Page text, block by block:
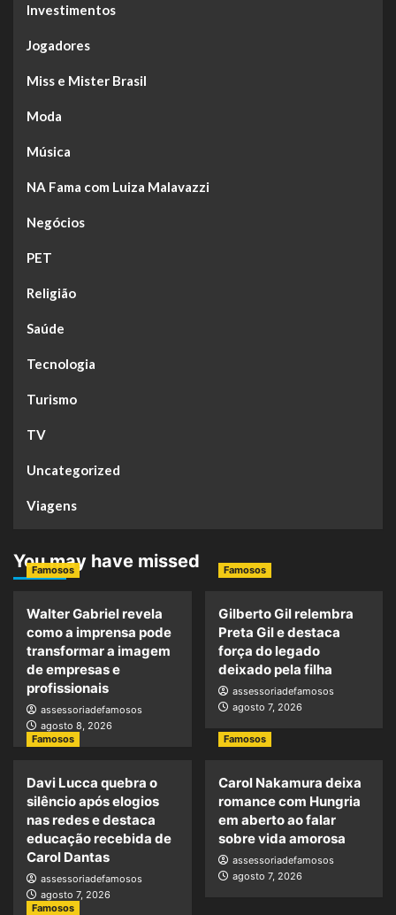
Investimentos
Jogadores
Miss e Mister Brasil
Moda
Música
NA Fama com Luiza Malavazzi
Negócios
PET
Religião
Saúde
Tecnologia
Turismo
TV
Uncategorized
Viagens
You may have missed
Famosos
Walter Gabriel revela
como a imprensa pode
transformar a imagem
de empresas e
profissionais
assessoriadefamosos
agosto 8, 2026
Famosos
Gilberto Gil relembra
Preta Gil e destaca
força do legado
deixado pela filha
assessoriadefamosos
agosto 7, 2026
Famosos
Davi Lucca quebra o
silêncio após elogios
nas redes e destaca
educação recebida de
Carol Dantas
assessoriadefamosos
agosto 7, 2026
Famosos
Carol Nakamura deixa
romance com Hungria
em aberto ao falar
sobre vida amorosa
assessoriadefamosos
agosto 7, 2026
Famosos